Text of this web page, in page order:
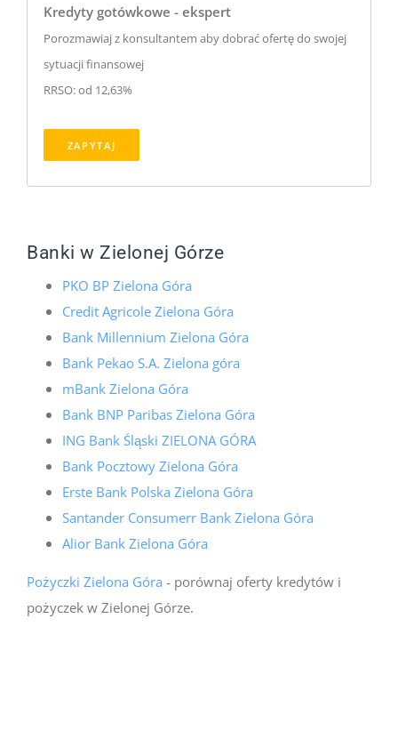
Kredyty gotówkowe - ekspert
Porozmawiaj z konsultantem aby dobrać ofertę do swojej
sytuacji finansowej
RRSO: od 12,63%
ZAPYTAJ
Banki w Zielonej Górze
PKO BP Zielona Góra
Credit Agricole Zielona Góra
Bank Millennium Zielona Góra
Bank Pekao S.A. Zielona góra
mBank Zielona Góra
Bank BNP Paribas Zielona Góra
ING Bank Śląski ZIELONA GÓRA
Bank Pocztowy Zielona Góra
Erste Bank Polska Zielona Góra
Santander Consumerr Bank Zielona Góra
Alior Bank Zielona Góra
Pożyczki Zielona Góra - porównaj oferty kredytów i
pożyczek w Zielonej Górze.